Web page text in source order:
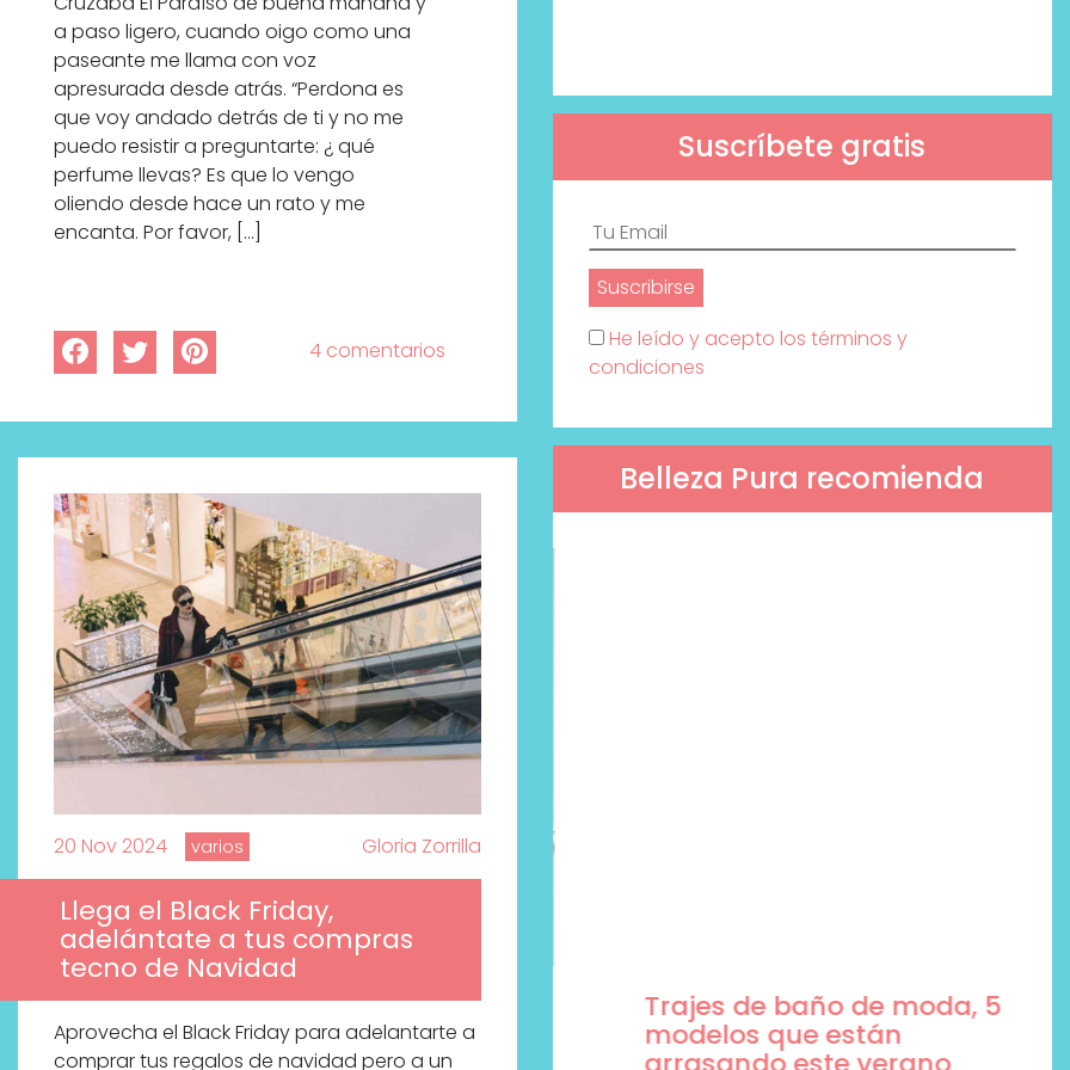
a paso ligero, cuando oigo como una
paseante me llama con voz
apresurada desde atrás. “Perdona es
que voy andado detrás de ti y no me
puedo resistir a preguntarte: ¿ qué
perfume llevas? Es que lo vengo
oliendo desde hace un rato y me
encanta. Por favor, […]
4 comentarios
20 Nov 2024 varios Gloria Zorrilla
Llega el Black Friday,
adelántate a tus compras
tecno de Navidad
Aprovecha el Black Friday para adelantarte a
comprar tus regalos de navidad pero a un
Suscríbete gratis
He leído y acepto los términos y
condiciones
Belleza Pura recomienda
Por qué los bálsamos de CBD
tópico se han convertido en
Trajes de baño de moda, 5
modelos que están